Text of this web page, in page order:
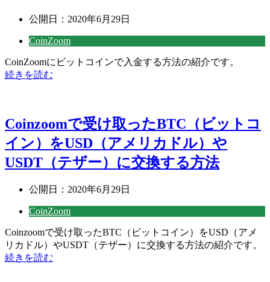
公開日： 2020年6月29日
CoinZoom
CoinZoomにビットコインで入金する方法の紹介です。
続きを読む
Coinzoomで受け取ったBTC（ビットコ
イン）をUSD（アメリカドル）や
USDT（テザー）に交換する方法
公開日： 2020年6月29日
CoinZoom
Coinzoomで受け取ったBTC（ビットコイン）をUSD（アメ
リカドル）やUSDT（テザー）に交換する方法の紹介です。
続きを読む